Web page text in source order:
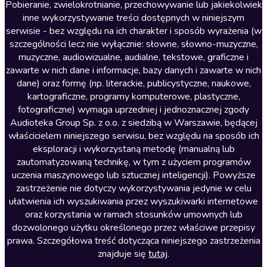
Literatura anglojęzyczna
Literatura faktu
Literatura obyczajowa
Literatura piękna obca
Literatura piękna polska
Nagrania relaksacyjne
Nauka języków
Nauki humanistyczne
Podcasty i audycje
Polityka
Prasa
Religia
Romans
Pobieranie, zwielokrotnianie, przechowywanie lub jakiekolwiek
inne wykorzystywanie treści dostępnych w niniejszym
serwisie - bez względu na ich charakter i sposób wyrażenia (w
szczególności lecz nie wyłącznie: słowne, słowno-muzyczne,
muzyczne, audiowizualne, audialne, tekstowe, graficzne i
zawarte w nich dane i informacje, bazy danych i zawarte w nich
dane) oraz formę (np. literackie, publicystyczne, naukowe,
kartograficzne, programy komputerowe, plastyczne,
fotograficzne) wymaga uprzedniej i jednoznacznej zgody
Audioteka Group Sp. z o.o. z siedzibą w Warszawie, będącej
właścicielem niniejszego serwisu, bez względu na sposób ich
eksploracji i wykorzystaną metodę (manualną lub
zautomatyzowaną technikę, w tym z użyciem programów
uczenia maszynowego lub sztucznej inteligencji). Powyższe
zastrzeżenie nie dotyczy wykorzystywania jedynie w celu
ułatwienia ich wyszukiwania przez wyszukiwarki internetowe
oraz korzystania w ramach stosunków umownych lub
dozwolonego użytku określonego przez właściwe przepisy
prawa. Szczegółowa treść dotycząca niniejszego zastrzeżenia
znajduje się tutaj.